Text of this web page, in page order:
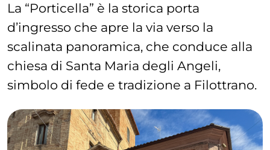
La “Porticella” è la storica porta
d’ingresso che apre la via verso la
scalinata panoramica, che conduce alla
chiesa di Santa Maria degli Angeli,
simbolo di fede e tradizione a Filottrano.